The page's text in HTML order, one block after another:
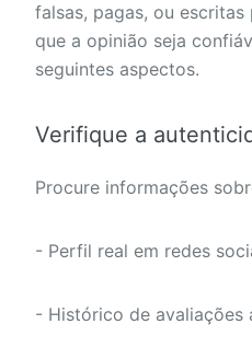
falsas, pagas, ou
que a opinião seja
seguintes aspectos.
Verifique a
Procure informações
- Perfil real em redes
- Histórico de avaliações